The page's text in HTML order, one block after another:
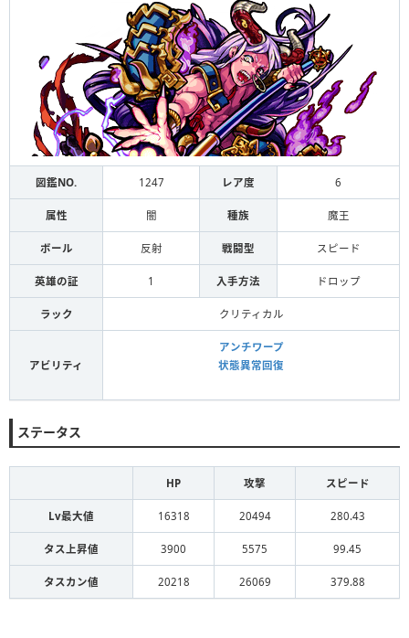
図鑑NO. 1247 レア度 6
属性 闇 種族 魔王
ボール 反射 戦闘型 スピード
英雄の証 1 入手方法 ドロップ
ラック クリティカル
アビリティ
アンチワープ
状態異常回復
ステータス
HP 攻撃 スピード
Lv最大値 16318 20494 280.43
タス上昇値 3900 5575 99.45
タスカン値 20218 26069 379.88